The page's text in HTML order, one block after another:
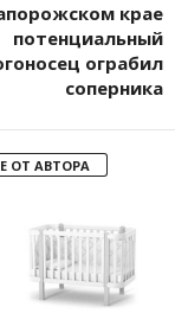
крае
потенциальный
ограбил
соперника
ОТ АВТОРА